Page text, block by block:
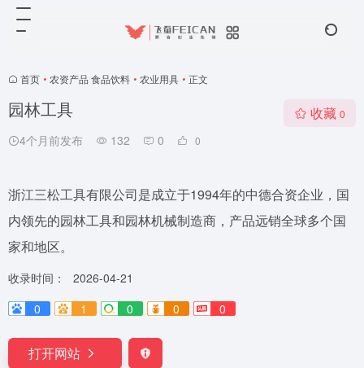
首页 • 农资产品 食品饮料 • 农业用具 • 正文
园林工具
4个月前发布 132 0 0
收藏 0
浙江三松工具有限公司是成立于1994年的中德合资企业，国
内领先的园林工具和园林机械制造商，产品远销全球多个国
家和地区。
收录时间：
2026-04-21
0
1 0 0 0
打开网站